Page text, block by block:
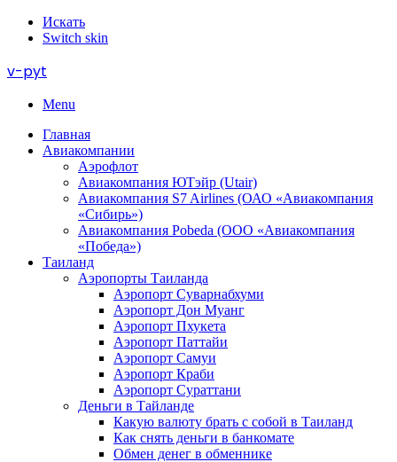
Искать
Switch skin
v-pyt
Menu
Главная
Авиакомпании
Аэрофлот
Авиакомпания ЮТэйр (Utair)
Авиакомпания S7 Airlines (ОАО «Авиакомпания
«Сибирь»)
Авиакомпания Pobeda (ООО «Авиакомпания
«Победа»)
Таиланд
Аэропорты Таиланда
Аэропорт Суварнабхуми
Аэропорт Дон Муанг
Аэропорт Пхукета
Аэропорт Паттайи
Аэропорт Самуи
Аэропорт Краби
Аэропорт Сураттани
Деньги в Тайланде
Какую валюту брать с собой в Таиланд
Как снять деньги в банкомате
Обмен денег в обменнике